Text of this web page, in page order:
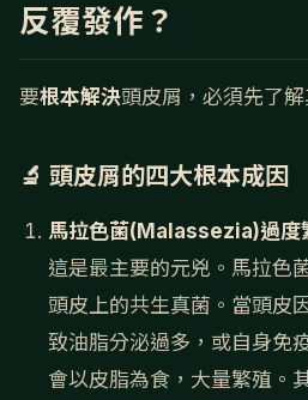
反覆發作？
要根本解決頭皮屑，必須先了
🔬 頭皮屑的四大根本成因
馬拉色菌(Malassezia)過度
這是最主要的元兇。馬拉色
頭皮上的共生真菌。當頭皮
致油脂分泌過多，或自身免
會以皮脂為食，大量繁殖。